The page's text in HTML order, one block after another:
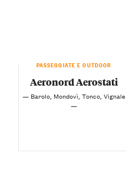
PASSEGGIATE E OUTDOOR
Aeronord Aerostati
— Barolo, Mondovì, Tonco, Vignale
—